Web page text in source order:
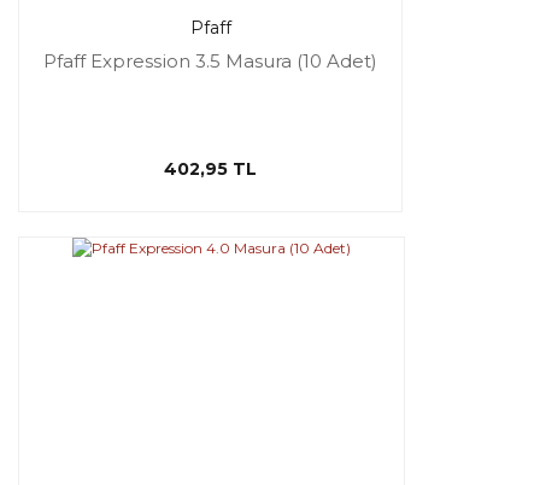
Pfaff
Pfaff Expression 3.5 Masura (10 Adet)
402,95 TL